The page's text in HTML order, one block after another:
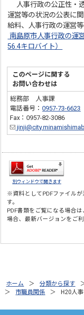
人事行政の公正性・
運営等の状況の公表に
給料、人事行政の運営
南島原市人事行政の運
56.4キロバイト）
このページに関する
お問い合わせは
総務部 人事課
電話番号：0957-73-6623
Fax：0957-82-3086
別ウィンドウで開きます
※資料としてPDFファイル
す。
PDF書類をご覧になる場合は
場合、最新バージョンをご利
ホーム 分類から探す
市職員関係
H20人